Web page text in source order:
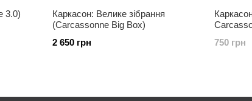
3.0)
Каркасон: Велике зібрання
(Carcassonne Big Box)
2 650 грн
750 грн